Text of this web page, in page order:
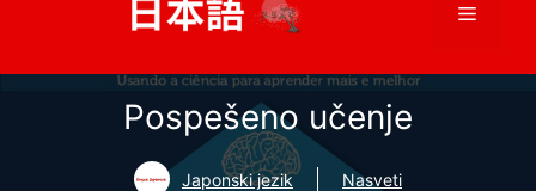
Meni
Pospešeno učenje
Japonski jezik Nasveti